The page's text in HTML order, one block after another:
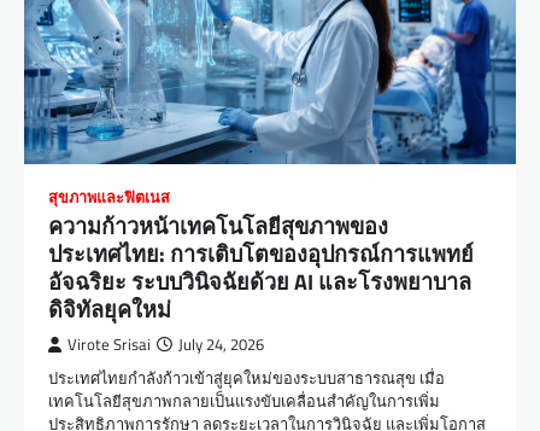
สุขภาพและฟิตเนส
ความก้าวหน้าเทคโนโลยีสุขภาพของ
ประเทศไทย: การเติบโตของอุปกรณ์การแพทย์
อัจฉริยะ ระบบวินิจฉัยด้วย AI และโรงพยาบาล
ดิจิทัลยุคใหม่
Virote Srisai July 24, 2026
ประเทศไทยกำลังก้าวเข้าสู่ยุคใหม่ของระบบสาธารณสุข เมื่อ
เทคโนโลยีสุขภาพกลายเป็นแรงขับเคลื่อนสำคัญในการเพิ่ม
ประสิทธิภาพการรักษา ลดระยะเวลาในการวินิจฉัย และเพิ่มโอกาส